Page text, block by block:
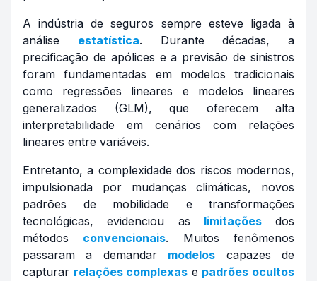
A indústria de seguros sempre esteve ligada à
análise estatística. Durante décadas, a
precificação de apólices e a previsão de sinistros
foram fundamentadas em modelos tradicionais
como regressões lineares e modelos lineares
generalizados (GLM), que oferecem alta
interpretabilidade em cenários com relações
lineares entre variáveis.
Entretanto, a complexidade dos riscos modernos,
impulsionada por mudanças climáticas, novos
padrões de mobilidade e transformações
tecnológicas, evidenciou as limitações
dos
métodos convencionais. Muitos fenômenos
passaram a demandar modelos
capazes de
capturar relações complexas e padrões ocultos